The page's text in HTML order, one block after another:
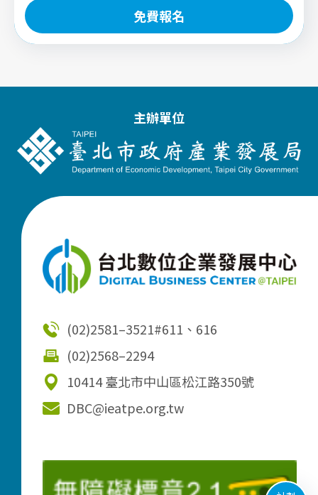
免費報名
主辦單位
(02)2581–3521#611、616
(02)2568–2294
10414 臺北市中山區松江路350號
DBC@ieatpe.org.tw